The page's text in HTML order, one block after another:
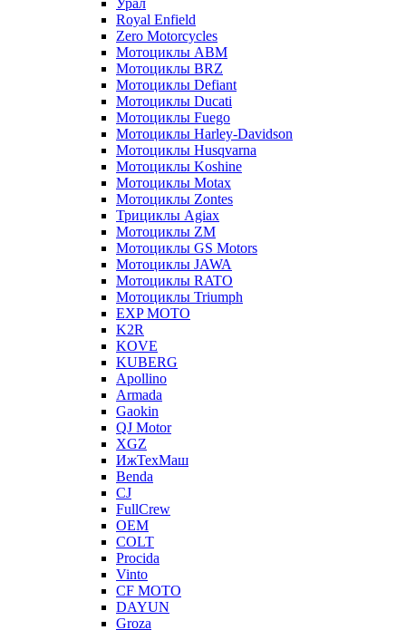
Урал
Royal Enfield
Zero Motorcycles
Мотоциклы ABM
Мотоциклы BRZ
Мотоциклы Defiant
Мотоциклы Ducati
Мотоциклы Fuego
Мотоциклы Harley-Davidson
Мотоциклы Husqvarna
Мотоциклы Koshine
Мотоциклы Motax
Мотоциклы Zontes
Трициклы Agiax
Мотоциклы ZM
Мотоциклы GS Motors
Мотоциклы JAWA
Мотоциклы RATO
Мотоциклы Triumph
EXP MOTO
K2R
KOVE
KUBERG
Apollino
Armada
Gaokin
QJ Motor
XGZ
ИжТехМаш
Benda
CJ
FullCrew
OEM
COLT
Procida
Vinto
CF MOTO
DAYUN
Groza